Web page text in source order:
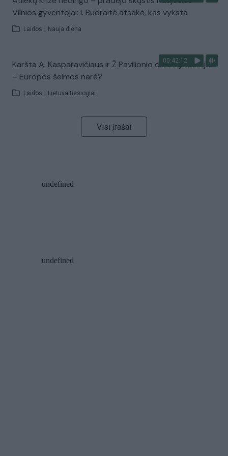
Vilnios gyventojai: I. Budraitė atsakė, kas vyksta
Laidos Nauja diena
00:42:12
Karšta A. Kasparavičiaus ir Ž Pavilionio diskusija: Rusija
– Europos šeimos narė?
Laidos Lietuva tiesiogiai
Visi įrašai